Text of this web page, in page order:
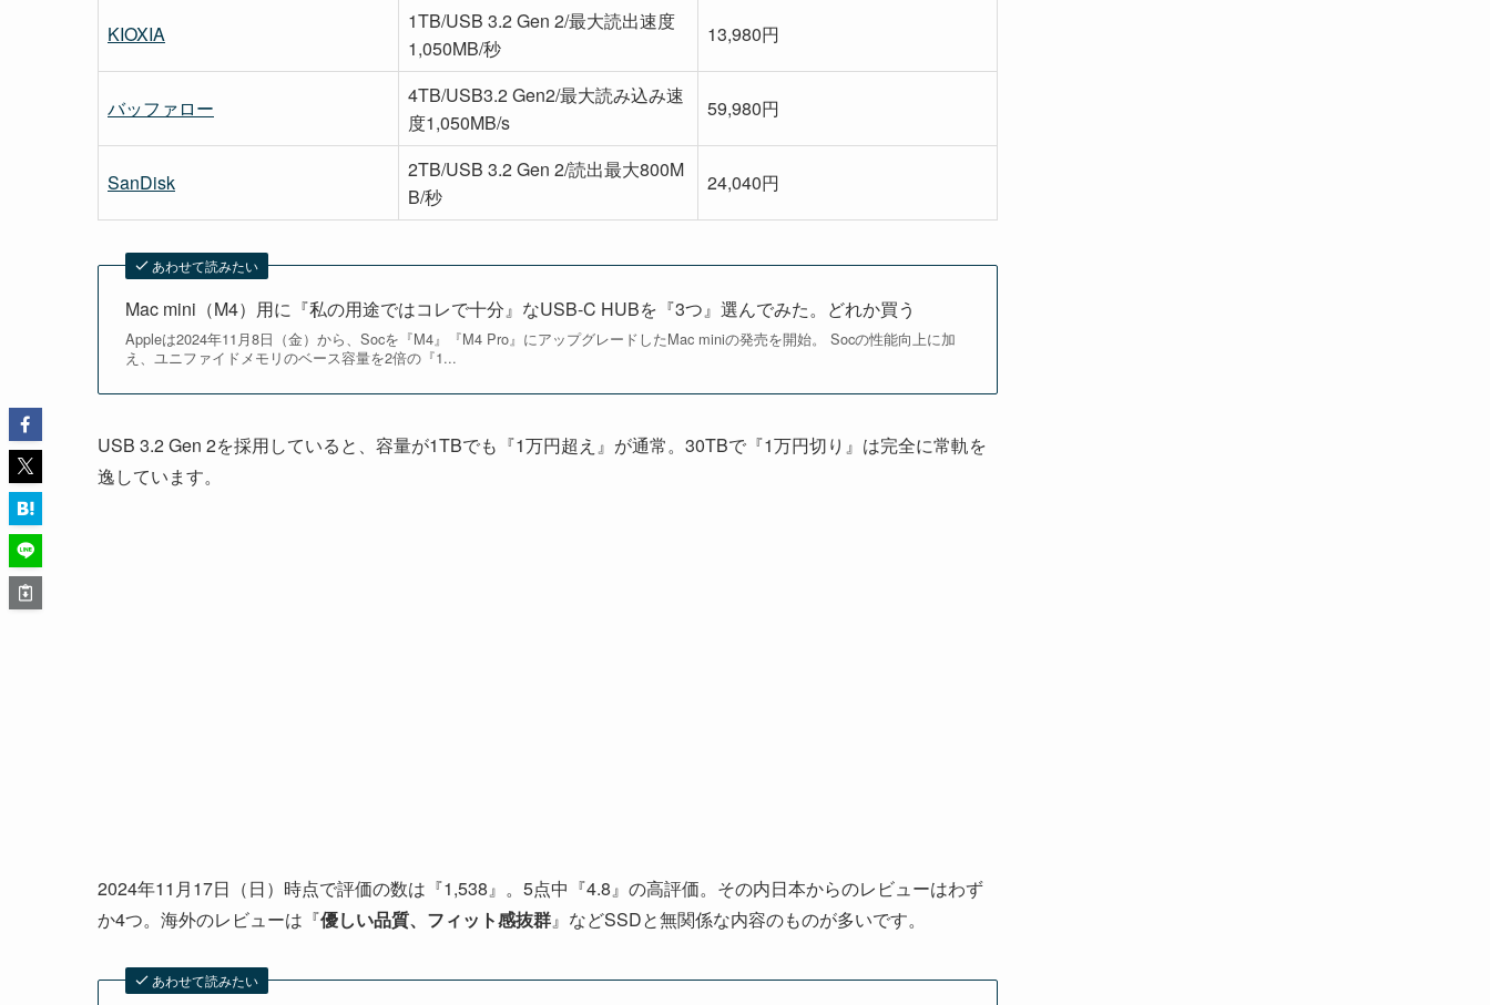
KIOXIA
1TB/USB 3.2 Gen 2/最大読出速度
1,050MB/秒
13,980円
バッファロー
4TB/USB3.2 Gen2/最大読み込み速
度1,050MB/s
59,980円
SanDisk
2TB/USB 3.2 Gen 2/読出最大800M
B/秒
24,040円
あわせて読みたい
Mac mini（M4）用に『私の用途ではコレで十分』なUSB-C HUBを『3つ』選んでみた。どれか買う
Appleは2024年11月8日（金）から、Socを『M4』『M4 Pro』にアップグレードしたMac miniの発売を開始。 Socの性能向上に加
え、ユニファイドメモリのベース容量を2倍の『1...
USB 3.2 Gen 2を採用していると、容量が1TBでも『1万円超え』が通常。30TBで『1万円切り』は完全に常軌を
逸しています。
2024年11月17日（日）時点で評価の数は『1,538』。5点中『4.8』の高評価。その内日本からのレビューはわず
か4つ。海外のレビューは『優しい品質、フィット感抜群』などSSDと無関係な内容のものが多いです。
あわせて読みたい